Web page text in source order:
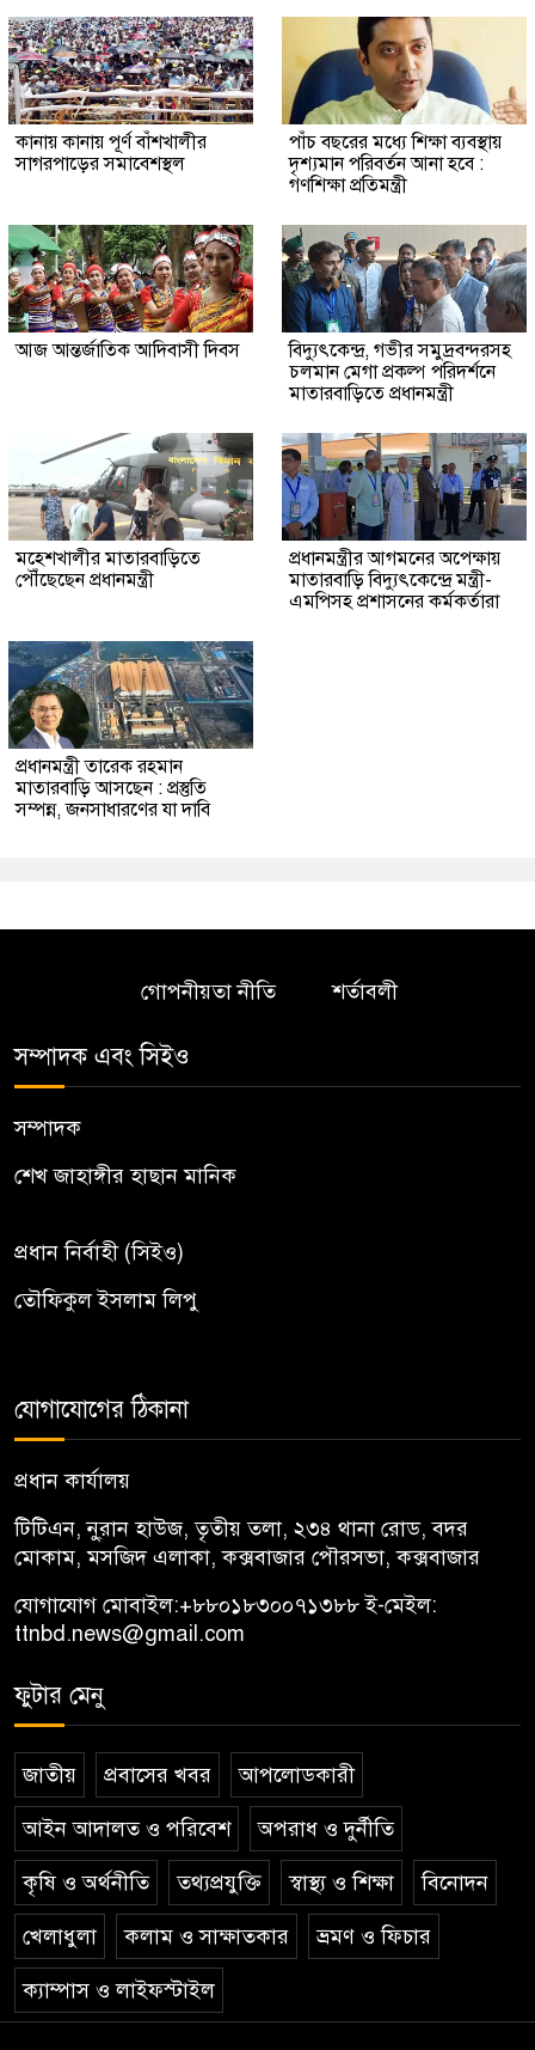
কানায় কানায় পূর্ণ বাঁশখালীর
সাগরপাড়ের সমাবেশস্থল
পাঁচ বছরের মধ্যে শিক্ষা ব্যবস্থায়
দৃশ্যমান পরিবর্তন আনা হবে :
গণশিক্ষা প্রতিমন্ত্রী
আজ আন্তর্জাতিক আদিবাসী দিবস
বিদ্যুৎকেন্দ্র, গভীর সমুদ্রবন্দরসহ
চলমান মেগা প্রকল্প পরিদর্শনে
মাতারবাড়িতে প্রধানমন্ত্রী
মহেশখালীর মাতারবাড়িতে
পৌঁছেছেন প্রধানমন্ত্রী
প্রধানমন্ত্রীর আগমনের অপেক্ষায়
মাতারবাড়ি বিদ্যুৎকেন্দ্রে মন্ত্রী-
এমপিসহ প্রশাসনের কর্মকর্তারা
প্রধানমন্ত্রী তারেক রহমান
মাতারবাড়ি আসছেন : প্রস্তুতি
সম্পন্ন, জনসাধারণের যা দাবি
গোপনীয়তা নীতি শর্তাবলী
সম্পাদক এবং সিইও
সম্পাদক
শেখ জাহাঙ্গীর হাছান মানিক
প্রধান নির্বাহী (সিইও)
তৌফিকুল ইসলাম লিপু
যোগাযোগের ঠিকানা
প্রধান কার্যালয়
টিটিএন, নু্রান হাউজ, তৃতীয় তলা, ২৩৪ থানা রোড, বদর
মোকাম, মসজিদ এলাকা, কক্সবাজার পৌরসভা, কক্সবাজার
যোগাযোগ মোবাইল:+৮৮০১৮৩০০৭১৩৮৮ই-মেইল:
ttnbd.news@gmail.com
ফুটার মেনু
জাতীয় প্রবাসের খবর আপলোডকারী
আইন আদালত ও পরিবেশ অপরাধ ও দুর্নীতি
কৃষি ও অর্থনীতি তথ্যপ্রযুক্তি স্বাস্থ্য ও শিক্ষা বিনোদন
খেলাধুলা কলাম ও সাক্ষাতকার ভ্রমণ ও ফিচার
ক্যাম্পাস ও লাইফস্টাইল